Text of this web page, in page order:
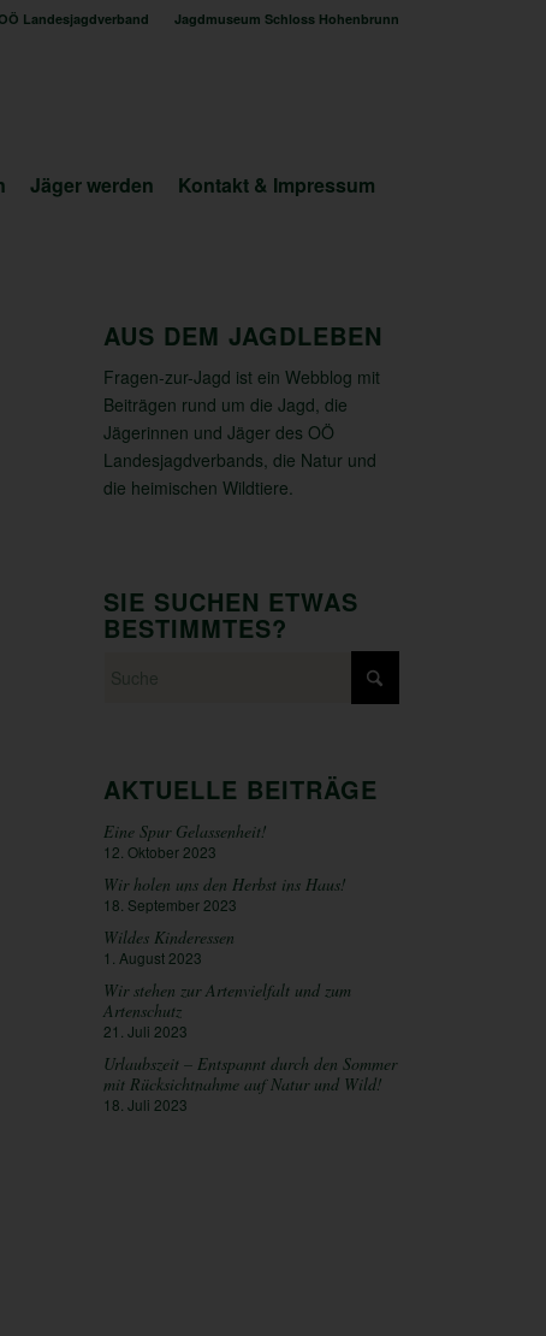
Landesjagdverband Jagdmuseum Schloss Hohenbrunn
Jäger werden Kontakt & Impressum
AUS DEM JAGDLEBEN
Fragen-zur-Jagd ist ein Webblog mit
Beiträgen rund um die Jagd, die
Jägerinnen und Jäger des OÖ
Landesjagdverbands, die Natur und
die heimischen Wildtiere.
SIE SUCHEN ETWAS
BESTIMMTES?
AKTUELLE BEITRÄGE
Eine Spur Gelassenheit!
12. Oktober 2023
Wir holen uns den Herbst ins Haus!
18. September 2023
Wildes Kinderessen
1. August 2023
Wir stehen zur Artenvielfalt und zum
Artenschutz
21. Juli 2023
Urlaubszeit – Entspannt durch den Sommer
mit Rücksichtnahme auf Natur und Wild!
18. Juli 2023